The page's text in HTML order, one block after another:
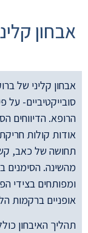
אבחון
אבחון קליני של
סובייקטיביים- על
הרופא. הדיווחים
אודות קולות
תחושה של כאב,
מהשינה. הסימנים
ומפותחים בצידי
אופניים ברקמות
תהליך האיבחון